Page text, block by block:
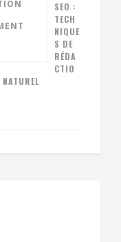
SEO :
TECH
NIQUE
S DE
RÉDA
CTIO